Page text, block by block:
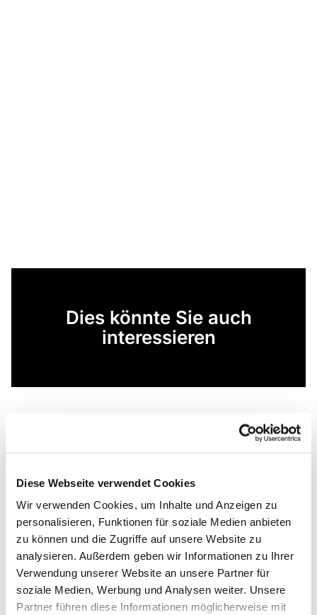
Diese Webseite verwendet Cookies
Wir verwenden Cookies, um Inhalte und Anzeigen zu
personalisieren, Funktionen für soziale Medien anbieten
zu können und die Zugriffe auf unsere Website zu
analysieren. Außerdem geben wir Informationen zu Ihrer
Verwendung unserer Website an unsere Partner für
soziale Medien, Werbung und Analysen weiter. Unsere
Partner führen diese Informationen möglicherweise mit
Dies könnte Sie auch
interessieren